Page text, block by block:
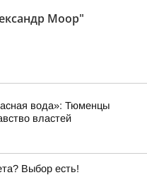
Моор"
вода»: Тюменцы
властей
Выбор есть!